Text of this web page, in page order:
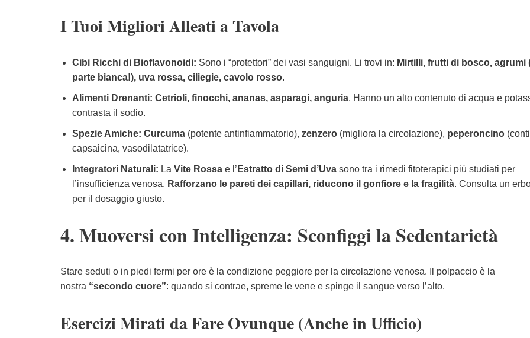
I Tuoi Migliori Alleati a Tavola
Cibi Ricchi di Bioflavonoidi: Sono i “protettori” dei vasi sanguigni. Li trovi in: Mirtilli, frutti di bosco, agrumi
parte bianca!), uva rossa, ciliegie, cavolo rosso.
Alimenti Drenanti: Cetrioli, finocchi, ananas, asparagi, anguria. Hanno un alto contenuto di acqua e
contrasta il sodio.
Spezie Amiche: Curcuma (potente antinfiammatorio), zenzero (migliora la circolazione), peperoncino
capsaicina, vasodilatatrice).
Integratori Naturali: La Vite Rossa e l’ Estratto di Semi d’Uva sono tra i rimedi fitoterapici più studiati per
l’insufficienza venosa. Rafforzano le pareti dei capillari, riducono il gonfiore e la fragilità. Consulta un
per il dosaggio giusto.
4. Muoversi con Intelligenza: Sconfiggi la Sedentarietà
Stare seduti o in piedi fermi per ore è la condizione peggiore per la circolazione venosa. Il polpaccio è la
nostra “secondo cuore”: quando si contrae, spreme le vene e spinge il sangue verso l’alto.
Esercizi Mirati da Fare Ovunque (Anche in Ufficio)